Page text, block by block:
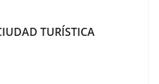
TURÍSTICA